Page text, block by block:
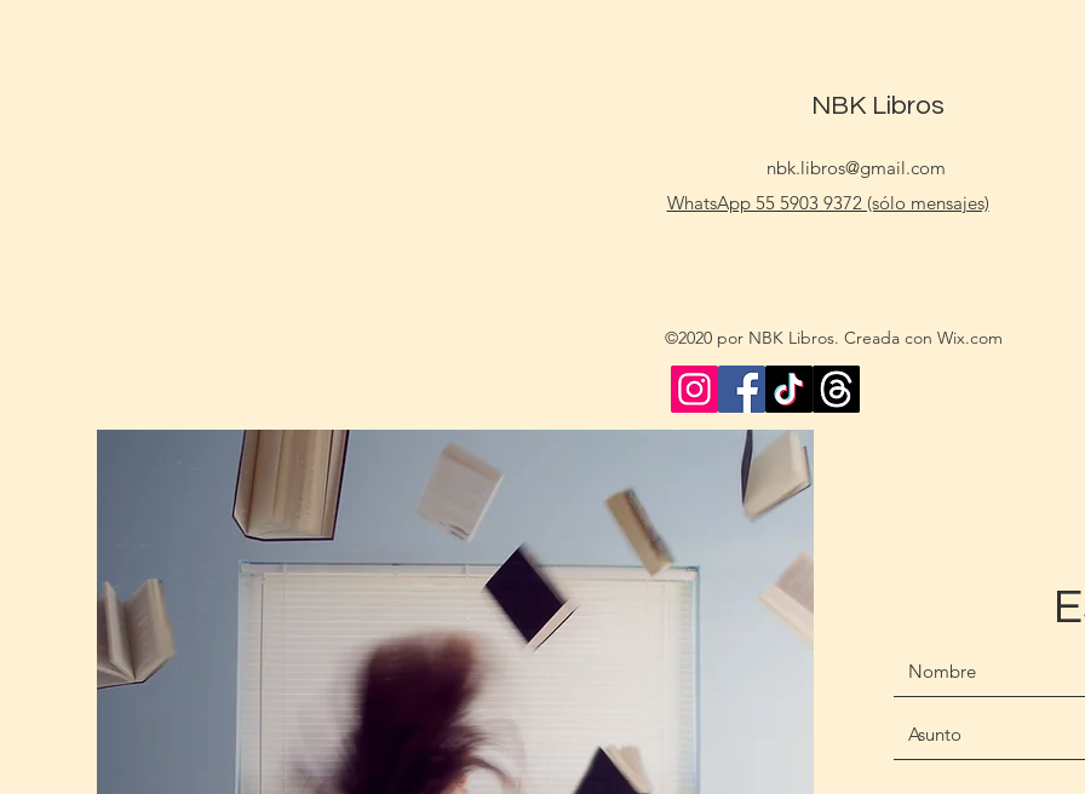
NBK Libros
nbk.libros@gmail.com
WhatsApp 55 5903 9372 (sólo mensajes)
©2020 por NBK Libros. Creada con Wix.com